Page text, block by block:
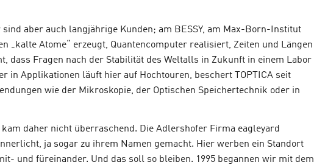
aber auch langjährige Kunden; am BESSY, am Max-Born-Institut
„kalte Atome“ erzeugt, Quantencomputer realisiert, Zeiten und Längen
dass Fragen nach der Stabilität des Weltalls in Zukunft in einem Labor
in Applikationen läuft hier auf Hochtouren, beschert TOPTICA seit
wie der Mikroskopie, der Optischen Speichertechnik oder in
kam daher nicht überraschend. Die Adlershofer Firma eagleyard
ja sogar zu ihrem Namen gemacht. Hier werben ein Standort
und füreinander. Und das soll so bleiben. 1995 begannen wir mit dem